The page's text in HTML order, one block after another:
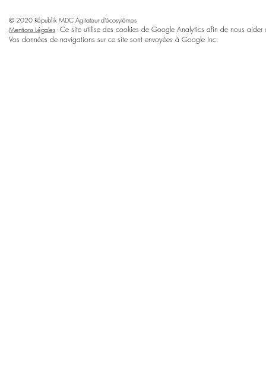
© 2020 Républik MDC Agitateur d'écosytèmes
Mentions Légales - Ce site utilise des cookies de Google Analytics afin de nous aider
Vos données de navigations sur ce site sont envoyées à Google Inc.